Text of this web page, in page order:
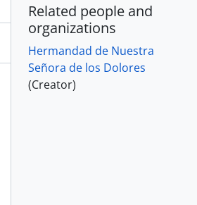
Related people and
organizations
Hermandad de Nuestra
Señora de los Dolores
(Creator)